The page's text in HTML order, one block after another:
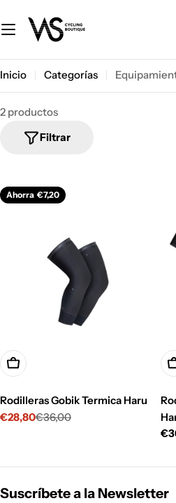
al
contenido
Inicio Categorías
2 productos
Filtrar
Ahorra €7,20
Opciones
Rodilleras Gobik Termica Haru
Precio
€28,80
Precio €36,00
Suscríbete a la Newsletter